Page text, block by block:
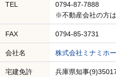
TEL
0794-87-7888
※不動産会社の方
FAX 0794-85-3731
会社名 株式会社ミナミホ
宅建免許 兵庫県知事